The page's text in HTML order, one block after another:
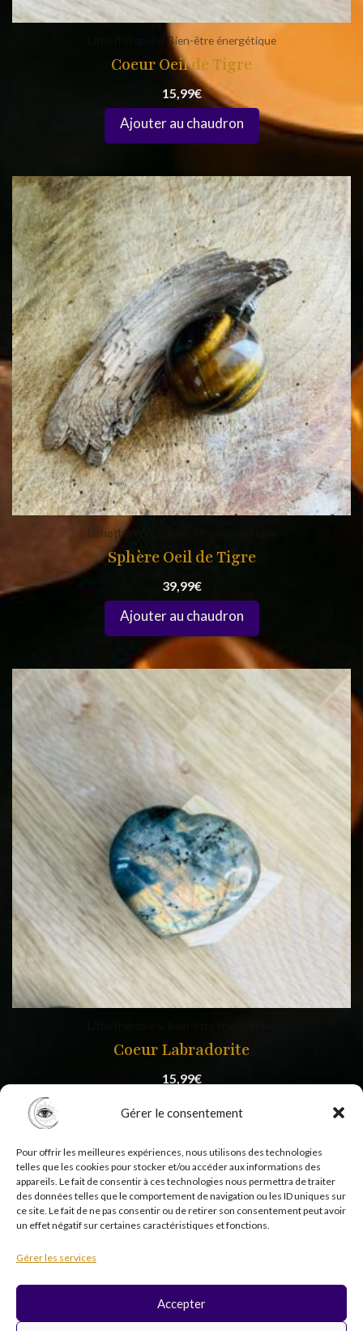
Gérer le consentement
Pour offrir les meilleures expériences, nous utilisons des technologies
telles que les cookies pour stocker et/ou accéder aux informations des
appareils. Le fait de consentir à ces technologies nous permettra de traiter
des données telles que le comportement de navigation ou les ID uniques sur
ce site. Le fait de ne pas consentir ou de retirer son consentement peut avoir
un effet négatif sur certaines caractéristiques et fonctions.
Gérer les services
Accepter
Lithothérapie & Bien-être énergétique
Coeur Oeil de Tigre
15,99€
Lithothérapie & Bien-être énergétique
Sphère Oeil de Tigre
39,99€
Coeur Labradorite
15,99€
Copyright © 2026 Psycholistik Box | EI Delphine